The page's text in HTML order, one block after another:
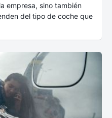
empresa, sino también
del tipo de coche que